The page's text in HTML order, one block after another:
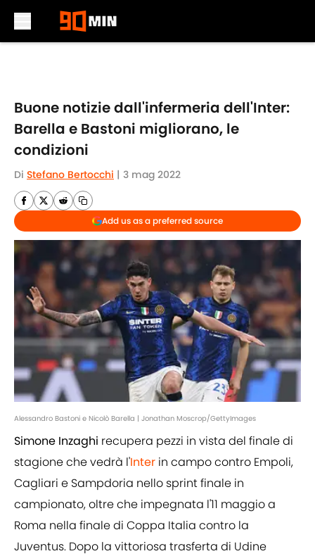
Buone notizie dall'infermeria dell'Inter:
Barella e Bastoni migliorano, le
condizioni
Di Stefano Bertocchi | 3 mag 2022
Add us as a preferred source
Alessandro Bastoni e Nicolò Barella | Jonathan Moscrop/GettyImages
Simone Inzaghi recupera pezzi in vista del finale di
stagione che vedrà l'Inter in campo contro Empoli,
Cagliari e Sampdoria nello sprint finale in
campionato, oltre che impegnata l'11 maggio a
Roma nella finale di Coppa Italia contro la
Juventus. Dopo la vittoriosa trasferta di Udine